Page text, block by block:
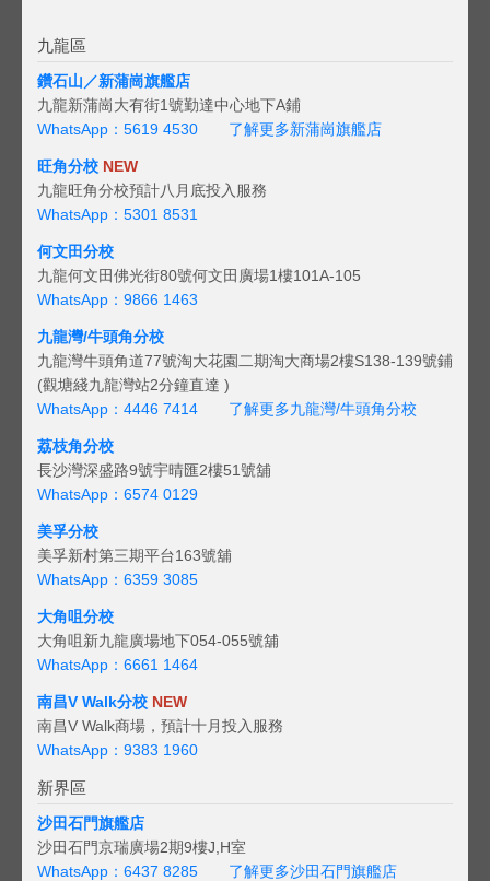
九龍區
鑽石山／新蒲崗旗艦店
九龍新蒲崗大有街1號勤達中心地下A鋪
WhatsApp：5619 4530
了解更多新蒲崗旗艦店
旺角分校 NEW
九龍旺角分校預計八月底投入服務
WhatsApp：5301 8531
何文田分校
九龍何文田佛光街80號何文田廣場1樓101A-105
WhatsApp：9866 1463
九龍灣/牛頭角分校
九龍灣牛頭角道77號淘大花園二期淘大商場2樓S138-139號鋪
(觀塘綫九龍灣站2分鐘直達 )
WhatsApp：4446 7414
了解更多九龍灣/牛頭角分校
荔枝角分校
長沙灣深盛路9號宇晴匯2樓51號舖
WhatsApp：6574 0129
美孚分校
美孚新村第三期平台163號舖
WhatsApp：6359 3085
大角咀分校
大角咀新九龍廣場地下054-055號舖
WhatsApp：6661 1464
南昌V Walk分校 NEW
南昌V Walk商場，預計十月投入服務
WhatsApp：9383 1960
新界區
沙田石門旗艦店
沙田石門京瑞廣場2期9樓J,H室
WhatsApp：6437 8285
了解更多沙田石門旗艦店